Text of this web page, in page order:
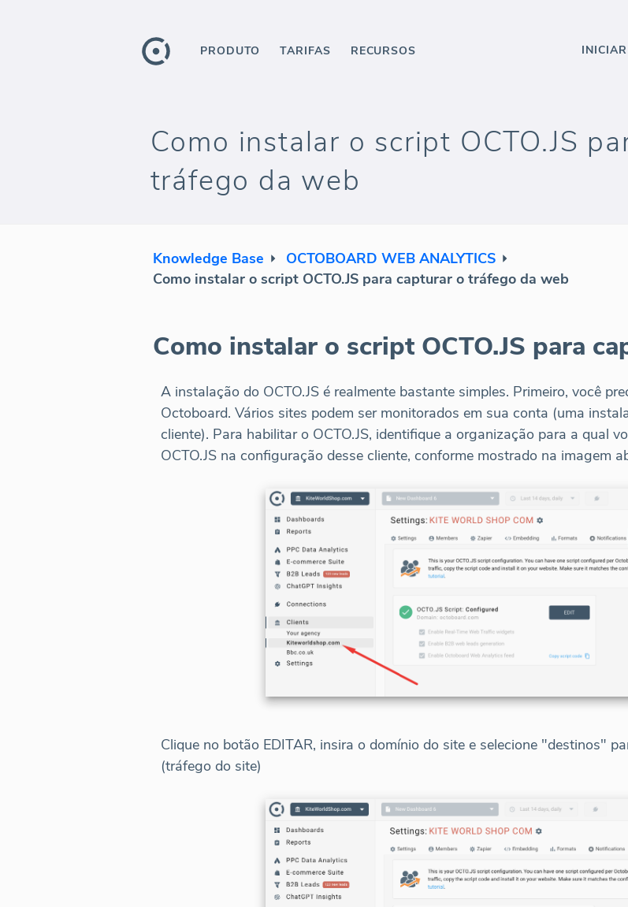
PRODUTO TARIFAS RECURSOS
Como instalar o script OCTO.JS
tráfego da web
Knowledge Base
OCTOBOARD WEB ANALYTICS
Como instalar o script OCTO.JS para capturar o tráfego da web
Como instalar o script OCTO.JS para
A instalação do OCTO.JS é realmente bastante simples. Primeiro, você
Octoboard. Vários sites podem ser monitorados em sua conta (uma
cliente). Para habilitar o OCTO.JS, identifique a organização para a qual
OCTO.JS na configuração desse cliente, conforme mostrado na imagem
Clique no botão EDITAR, insira o domínio do site e selecione "destinos"
(tráfego do site)